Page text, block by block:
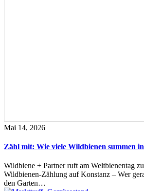
Mai 14, 2026
Zähl mit: Wie viele Wildbienen summen
Wildbiene + Partner ruft am Weltbienentag
Wildbienen-Zählung auf Konstanz – Wer
den Garten…